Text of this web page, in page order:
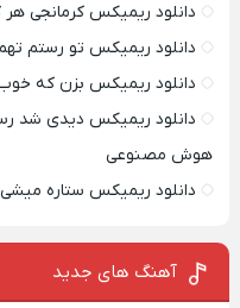
دانلود ریمیکس کرمانجی هر
دانلود ریمیکس تو رستم
دانلود ریمیکس بزن که
دانلود ریمیکس دیدی شد
هوش مصنوعی
دانلود ریمیکس ستاره
آهنگ های جدید